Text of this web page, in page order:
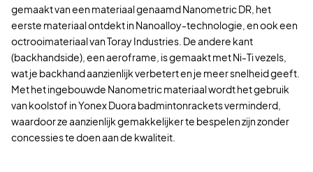
gemaakt van een materiaal genaamd Nanometric DR, het
eerste materiaal ontdekt in Nanoalloy-technologie, en ook een
octrooimateriaal van Toray Industries. De andere kant
(backhandside), een aeroframe, is gemaakt met Ni-Ti vezels,
wat je backhand aanzienlijk verbetert en je meer snelheid geeft.
Met het ingebouwde Nanometric materiaal wordt het gebruik
van koolstof in Yonex Duora badmintonrackets verminderd,
waardoor ze aanzienlijk gemakkelijker te bespelen zijn zonder
concessies te doen aan de kwaliteit.